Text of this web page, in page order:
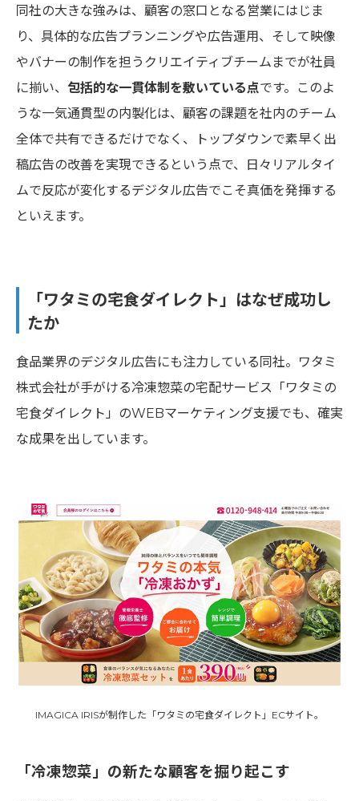
同社の大きな強みは、顧客の窓口となる営業にはじま
り、具体的な広告プランニングや広告運用、そして映像
やバナーの制作を担うクリエイティブチームまでが社員
に揃い、 包括的な一貫体制を敷いている点です。このよ
うな一気通貫型の内製化は、顧客の課題を社内のチーム
全体で共有できるだけでなく、トップダウンで素早く出
稿広告の改善を実現できるという点で、日々リアルタイ
ムで反応が変化するデジタル広告でこそ真価を発揮する
といえます。
「ワタミの宅食ダイレクト」はなぜ成功し
たか
食品業界のデジタル広告にも注力している同社。ワタミ
株式会社が手がける冷凍惣菜の宅配サービス「ワタミの
宅食ダイレクト」のWEBマーケティング支援でも、確実
な成果を出しています。
IMAGICA IRISが制作した「ワタミの宅食ダイレクト」ECサイト。
「冷凍惣菜」の新たな顧客を掘り起こす